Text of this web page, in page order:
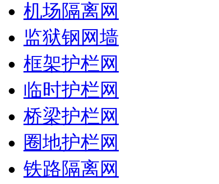
机场隔离网
监狱钢网墙
框架护栏网
临时护栏网
桥梁护栏网
圈地护栏网
铁路隔离网